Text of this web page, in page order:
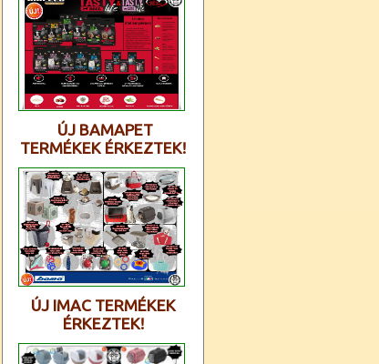
ÚJ BAMAPET
TERMÉKEK ÉRKEZTEK!
ÚJ IMAC TERMÉKEK
ÉRKEZTEK!